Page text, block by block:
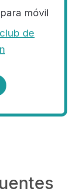
móvil
club de